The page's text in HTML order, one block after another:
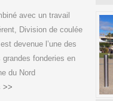
avec un travail
Division de coulée
devenue l’une des
grandes fonderies en
du Nord
>>